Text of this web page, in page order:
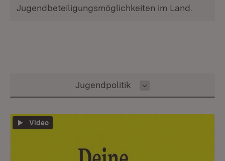
Jugendbeteiligungsmöglichkeiten im Land.
Inhalt auswählen
Jugendpolitik
Video